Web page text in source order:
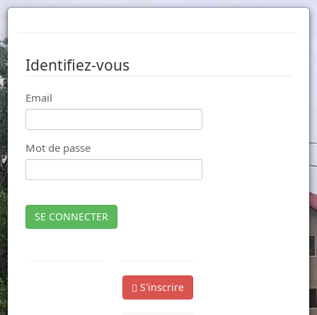
Identifiez-vous
Email
Mot de passe
SE CONNECTER
S'inscrire